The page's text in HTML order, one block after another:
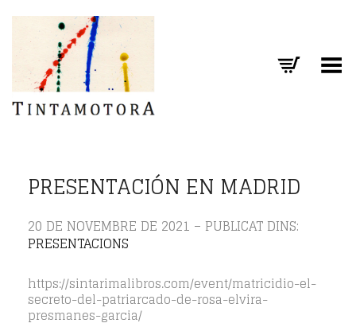
Toggle Menu
PRESENTACIÓN EN MADRID
20 DE NOVEMBRE DE 2021 – PUBLICAT DINS:
PRESENTACIONS
https://sintarimalibros.com/event/matricidio-el-
secreto-del-patriarcado-de-rosa-elvira-
presmanes-garcia/